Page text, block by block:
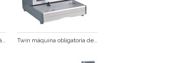
papel de oficina y punch máquina obligatoria de alambre para 180sheetscw430 Twin máquina obligatoria de alambre para un 3. papel a4 cw430